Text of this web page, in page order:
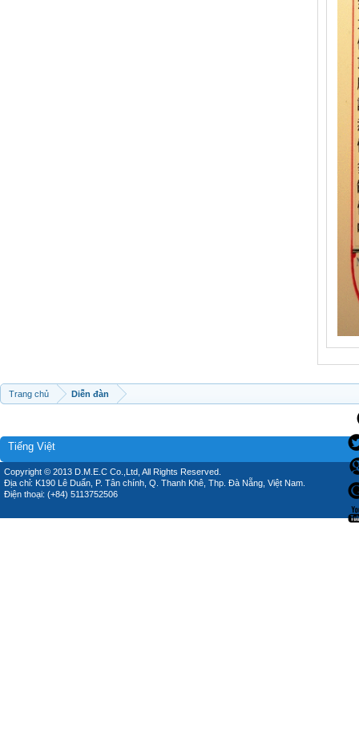
Trang chủ Diễn đàn
Tiếng Việt
Copyright © 2013 D.M.E.C Co.,Ltd, All Rights Reserved.
Địa chỉ: K190 Lê Duẩn, P. Tân chính, Q. Thanh Khê, Thp. Đà Nẵng, Việt Nam.
Điện thoại: (+84) 5113752506